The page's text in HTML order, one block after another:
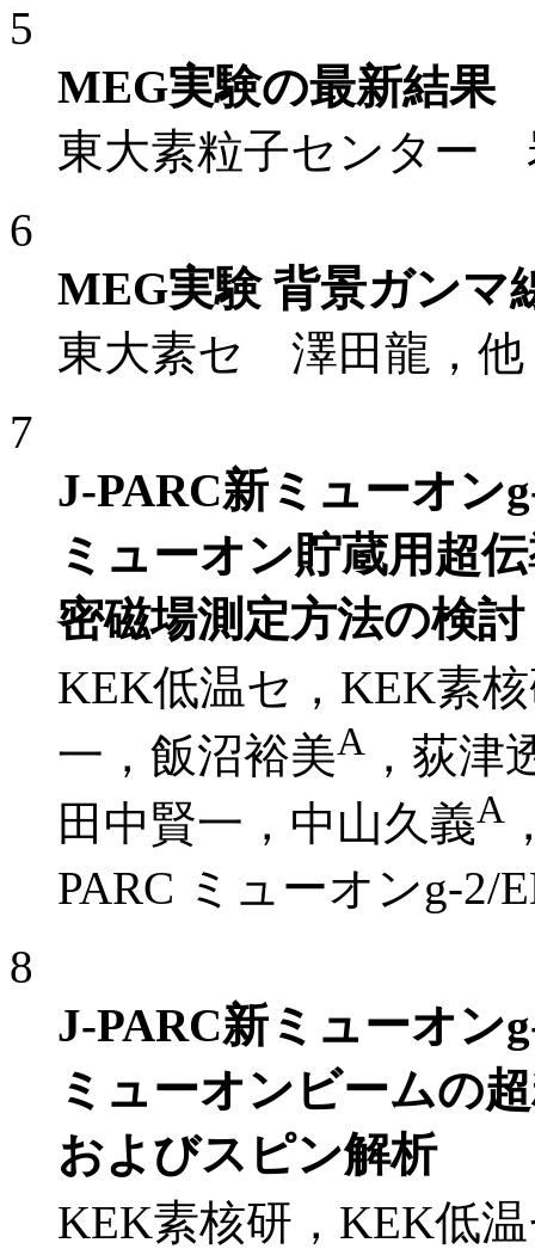
5
MEG実験の最新結果
東大素粒子センター
6
MEG実験 背景ガンマ
東大素セ 澤田龍，他
7
J-PARC新ミューオン
ミューオン貯蔵用超
密磁場測定方法の検討
KEK低温セ，KEK素
一，飯沼裕美A ，荻津
田中賢一，中山久義A
PARC ミューオンg-2/
8
J-PARC新ミューオン
ミューオンビームの
およびスピン解析
KEK素核研，KEK低